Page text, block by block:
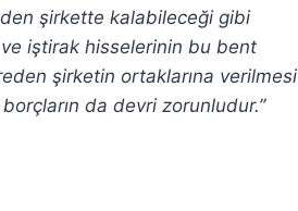
şirkette kalabileceği gibi
iştirak hisselerinin bu bent
şirketin ortaklarına verilmesi
da devri zorunludur.”